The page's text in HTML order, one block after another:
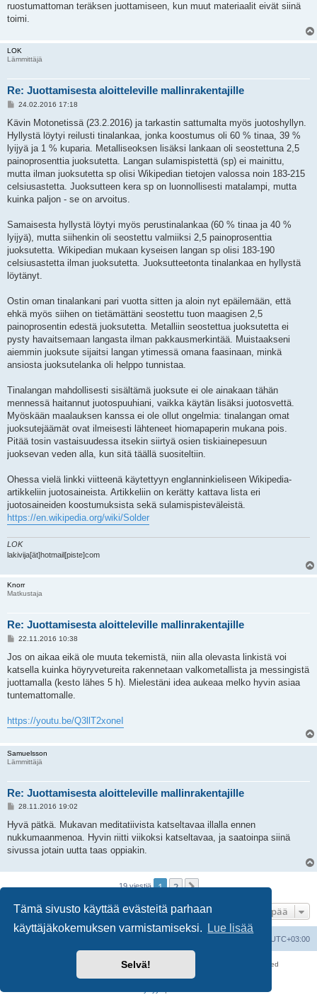
Tämä sivusto käyttää evästeitä parhaan
käyttäjäkokemuksen varmistamiseksi.
Lue lisää
Selvä!
ruostumattoman teräksen juottamiseen, kun muut materiaalit eivät siinä
toimi.
LOK
Lämmittäjä
Re: Juottamisesta aloitteleville mallinrakentajille
V
e
t
i
24.02.2016 17:18
Kävin Motonetissä (23.2.2016) ja tarkastin sattumalta myös juotoshyllyn.
Hyllystä löytyi reilusti tinalankaa, jonka koostumus oli 60 % tinaa, 39 %
lyijyä ja 1 % kuparia. Metalliseoksen lisäksi lankaan oli seostettuna 2,5
painoprosenttia juoksutetta. Langan sulamispistettä (sp) ei mainittu,
mutta ilman juoksutetta sp olisi Wikipedian tietojen valossa noin 183-215
celsiusastetta. Juoksutteen kera sp on luonnollisesti matalampi, mutta
kuinka paljon - se on arvoitus.
Samaisesta hyllystä löytyi myös perustinalankaa (60 % tinaa ja 40 %
lyijyä), mutta siihenkin oli seostettu valmiiksi 2,5 painoprosenttia
juoksutetta. Wikipedian mukaan kyseisen langan sp olisi 183-190
celsiusastetta ilman juoksutetta. Juoksutteetonta tinalankaa en hyllystä
löytänyt.
Ostin oman tinalankani pari vuotta sitten ja aloin nyt epäilemään, että
ehkä myös siihen on tietämättäni seostettu tuon maagisen 2,5
painoprosentin edestä juoksutetta. Metalliin seostettua juoksutetta ei
pysty havaitsemaan langasta ilman pakkausmerkintää. Muistaakseni
aiemmin juoksute sijaitsi langan ytimessä omana faasinaan, minkä
ansiosta juoksutelanka oli helppo tunnistaa.
Tinalangan mahdollisesti sisältämä juoksute ei ole ainakaan tähän
mennessä haitannut juotospuuhiani, vaikka käytän lisäksi juotosvettä.
Myöskään maalauksen kanssa ei ole ollut ongelmia: tinalangan omat
juoksutejäämät ovat ilmeisesti lähteneet hiomapaperin mukana pois.
Pitää tosin vastaisuudessa itsekin siirtyä osien tiskiainepesuun
juoksevan veden alla, kun sitä täällä suositeltiin.
Ohessa vielä linkki viitteenä käytettyyn englanninkieliseen Wikipedia-
artikkeliin juotosaineista. Artikkeliin on kerätty kattava lista eri
juotosaineiden koostumuksista sekä sulamispisteväleistä.
https://en.wikipedia.org/wiki/Solder
LOK
lakivija[ät]hotmail[piste]com
Knorr
Matkustaja
Re: Juottamisesta aloitteleville mallinrakentajille
V
e
t
i
22.11.2016 10:38
Jos on aikaa eikä ole muuta tekemistä, niin alla olevasta linkistä voi
katsella kuinka höyryvetureita rakennetaan valkometallista ja messingistä
juottamalla (kesto lähes 5 h). Mielestäni idea aukeaa melko hyvin asiaa
tuntemattomalle.
https://youtu.be/Q3llT2xoneI
Samuelsson
Lämmittäjä
Re: Juottamisesta aloitteleville mallinrakentajille
V
e
s
t
i
28.11.2016 19:02
Hyvä pätkä. Mukavan meditatiivista katseltavaa illalla ennen
nukkumaanmenoa. Hyvin riitti viikoksi katseltavaa, ja saatoinpa siinä
sivussa jotain uutta taas oppiakin.
19 viestiä 1 2
Seuraava
Hyppää
UTC+03:00
Keskustelufoorumin ohjelmistophpBB
® Forum Software © phpBB Limited
Käännös: phpBB Suomi (lurttinen, harritapio, Pettis)